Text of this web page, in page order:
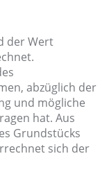
der Wert
abzüglich der
und mögliche
hat. Aus
Grundstücks
sich der